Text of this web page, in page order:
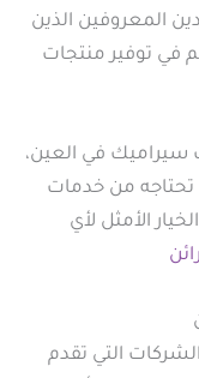
المعروفين الذين
في توفير منتجات
سيراميك في العين،
تحتاجه من خدمات
الأمثل لأي
التي تقدم